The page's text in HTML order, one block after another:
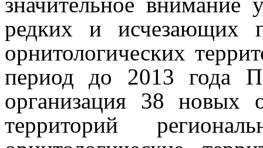
редких и исчезающих
орнитологических
период до 2013 года
организация 38 новых
территорий